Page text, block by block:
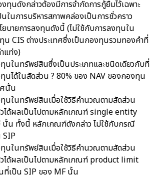
ทุนดังกล่าวต้องมีการจำกัดการกู้ยืมไว้เฉพาะ
ในการบริหารสภาพคล่องเป็นการชั่วคราว
ยบายการลงทุนดังนี้ (ไม่ใช้กับการลงทุนใน
CIS ต่างประเทศซึ่งเป็นกองทุนรวมทองคำที่
แท่ง)
นในทรัพย์สินซึ่งเป็นประเภทและชนิดเดียวกับที่
นได้ในสัดส่วน ? 80% ของ NAV ของกองทุน
ศนั้น
นในทรัพย์สินเมื่อใช้วิธีคำนวณตามสัดส่วน
ได้ผลเป็นไปตามหลักเกณฑ์ single entity
น ทั้งนี้ หลักเกณฑ์ดังกล่าว ไม่ใช้กับกรณี
นในทรัพย์สินเมื่อใช้วิธีคำนวณตามสัดส่วน
ได้ผลเป็นไปตามหลักเกณฑ์ product limit
ที่เป็น SIP ของ MF นั้น